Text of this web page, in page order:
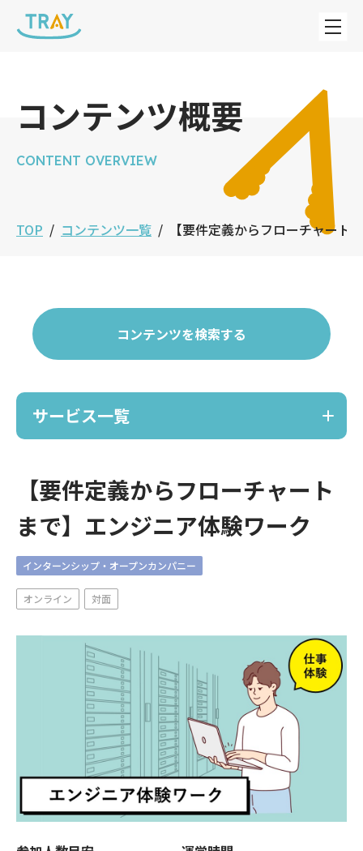
コンテンツ概要
CONTENT OVERVIEW
TOP コンテンツ一覧 【要件定義からフローチャート
コンテンツを検索する
サービス一覧
サービス
ノーコードで採用サイト作成
TRACE
ポーカー採用イベント
麻雀採用イベント
仕事体験ビルダー
スライドカスタマイズ
【要件定義からフローチャート
まで】エンジニア体験ワーク
インターンシップ・オープンカンパニー
オンライン 対面